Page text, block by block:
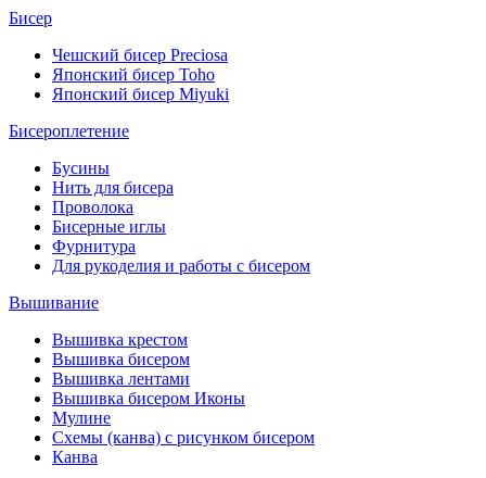
Бисер
Чешский бисер Preciosa
Японский бисер Toho
Японский бисер Miyuki
Бисероплетение
Бусины
Нить для бисера
Проволока
Бисерные иглы
Фурнитура
Для рукоделия и работы с бисером
Вышивание
Вышивка крестом
Вышивка бисером
Вышивка лентами
Вышивка бисером Иконы
Мулине
Схемы (канва) с рисунком бисером
Канва